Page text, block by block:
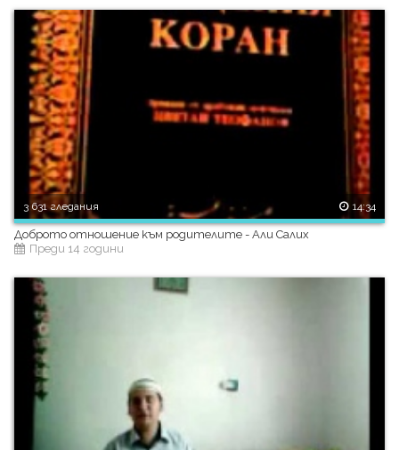
3 631 гледания 14:34
Доброто отношение към родителите - Али Салих
Преди 14 години